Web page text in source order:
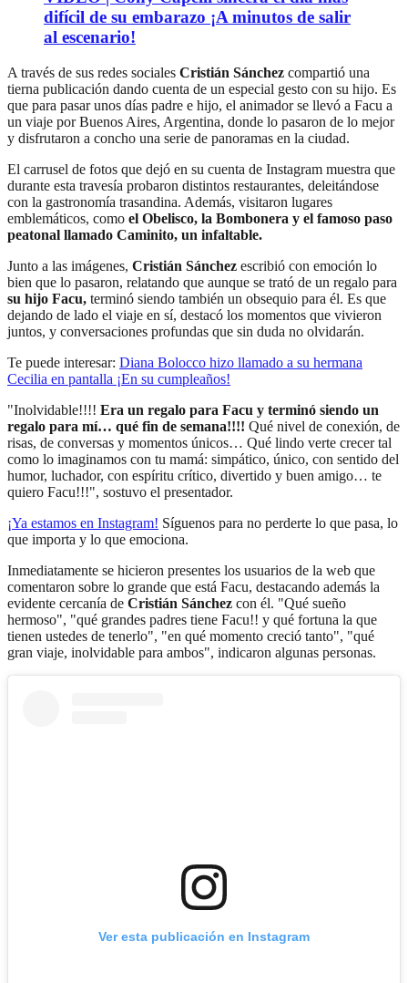
difícil de su embarazo ¡A minutos de salir
al escenario!
A través de sus redes sociales Cristián Sánchez compartió una
tierna publicación dando cuenta de un especial gesto con su hijo. Es
que para pasar unos días padre e hijo, el animador se llevó a Facu a
un viaje por Buenos Aires, Argentina, donde lo pasaron de lo mejor
y disfrutaron a concho una serie de panoramas en la ciudad.
El carrusel de fotos que dejó en su cuenta de Instagram muestra que
durante esta travesía probaron distintos restaurantes, deleitándose
con la gastronomía trasandina. Además, visitaron lugares
emblemáticos, como el Obelisco, la Bombonera y el famoso paso
peatonal llamado Caminito, un infaltable.
Junto a las imágenes, Cristián Sánchez escribió con emoción lo
bien que lo pasaron, relatando que aunque se trató de un regalo para
su hijo Facu, terminó siendo también un obsequio para él. Es que
dejando de lado el viaje en sí, destacó los momentos que vivieron
juntos, y conversaciones profundas que sin duda no olvidarán.
Te puede interesar: Diana Bolocco hizo llamado a su hermana
Cecilia en pantalla ¡En su cumpleaños!
"Inolvidable!!!! Era un regalo para Facu y terminó siendo un
regalo para mí… qué fin de semana!!!! Qué nivel de conexión, de
risas, de conversas y momentos únicos… Qué lindo verte crecer tal
como lo imaginamos con tu mamá: simpático, único, con sentido del
humor, luchador, con espíritu crítico, divertido y buen amigo… te
quiero Facu!!!", sostuvo el presentador.
¡Ya estamos en Instagram! Síguenos para no perderte lo que pasa, lo
que importa y lo que emociona.
Inmediatamente se hicieron presentes los usuarios de la web que
comentaron sobre lo grande que está Facu, destacando además la
evidente cercanía de Cristián Sánchez con él. "Qué sueño
hermoso", "qué grandes padres tiene Facu!! y qué fortuna la que
tienen ustedes de tenerlo", "en qué momento creció tanto", "qué
gran viaje, inolvidable para ambos", indicaron algunas personas.
Ver esta publicación en Instagram